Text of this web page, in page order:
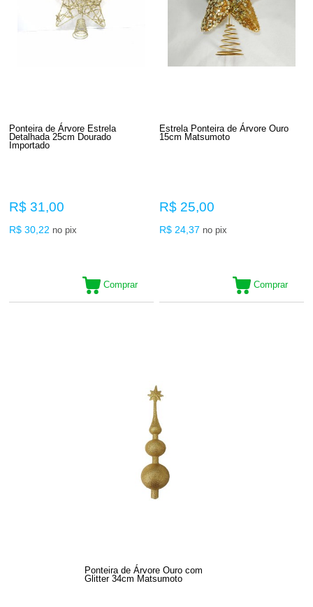
Ponteira de Árvore Estrela
Detalhada 25cm Dourado
Importado
R$ 31,00
R$ 30,22 no pix
Comprar
Estrela Ponteira de Árvore Ouro
15cm Matsumoto
R$ 25,00
R$ 24,37 no pix
Comprar
Ponteira de Árvore Ouro com
Glitter 34cm Matsumoto